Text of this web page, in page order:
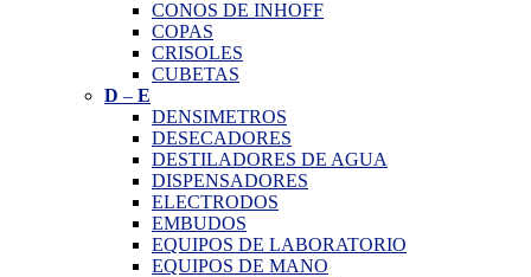
CONOS DE INHOFF
COPAS
CRISOLES
CUBETAS
D – E
DENSIMETROS
DESECADORES
DESTILADORES DE AGUA
DISPENSADORES
ELECTRODOS
EMBUDOS
EQUIPOS DE LABORATORIO
EQUIPOS DE MANO